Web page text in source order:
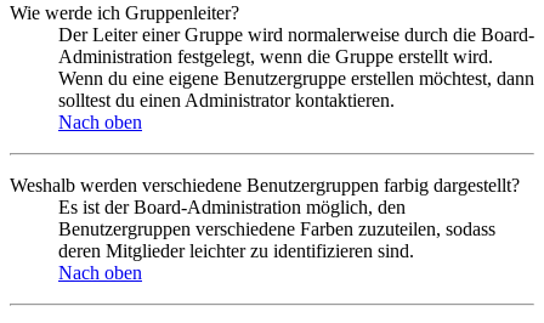
Wie werde ich Gruppenleiter?
Der Leiter einer Gruppe wird normalerweise durch die Board-
Administration festgelegt, wenn die Gruppe erstellt wird.
Wenn du eine eigene Benutzergruppe erstellen möchtest, dann
solltest du einen Administrator kontaktieren.
Nach oben
Weshalb werden verschiedene Benutzergruppen farbig dargestellt?
Es ist der Board-Administration möglich, den
Benutzergruppen verschiedene Farben zuzuteilen, sodass
deren Mitglieder leichter zu identifizieren sind.
Nach oben